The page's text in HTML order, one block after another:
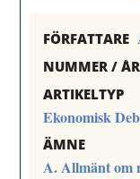
FÖRFATTARE
NUMMER / ÅR
ARTIKELTYP
Ekonomisk
ÄMNE
A. Allmänt om